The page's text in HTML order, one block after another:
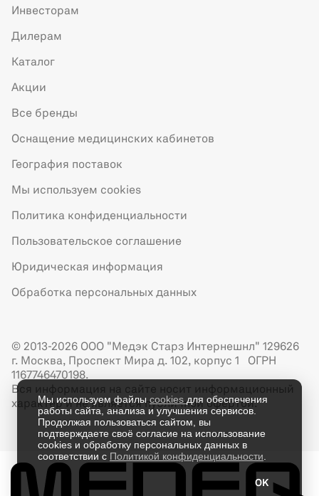
Инвесторам
Дилерам
Каталог
Акции
Все бренды
Оснащение медицинских кабинетов
География поставок
Мы используем cookies
Политика конфиденциальности
Пользовательское соглашение
Юридическая информация
Обработка персональных данных
© 2013-2026 ООО "Медэк Старз Интернешнл" 129626
г. Москва, Проспект Мира д. 102, корпус 1 ОГРН
1167746470198.
Вся информация на сайте носит информационный
характер и не является публичной офертой.
Мы используем файлыcookies для обеспечения
работы сайта, анализа и улучшения сервисов.
Продолжая пользоваться сайтом, вы
подтверждаете своё согласие на использование
cookies и обработку персональных данных в
соответствии с Политикой конфиденциальности
OK